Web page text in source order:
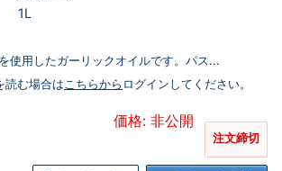
1L
使用したガーリックオイルです。パス...
読む場合はこちらから ログインしてください。
価格: 非公開
注文締切